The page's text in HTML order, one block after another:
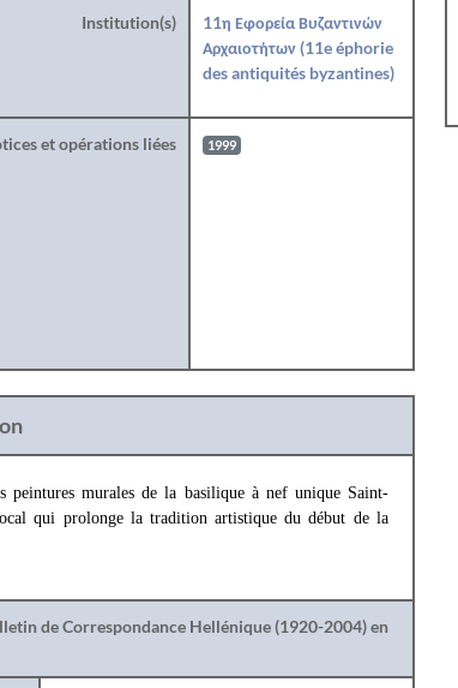
Institution(s)
11η Εφορεία Βυζαντινών
Αρχαιοτήτων (11e éphorie
des antiquités byzantines)
et opérations liées 1999
peintures murales de la basilique à nef unique Saint-
qui prolonge la tradition artistique du début de la
de Correspondance Hellénique (1920-2004) en